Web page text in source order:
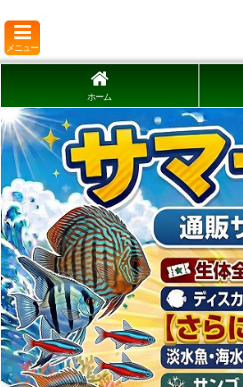
メニュー
ホーム